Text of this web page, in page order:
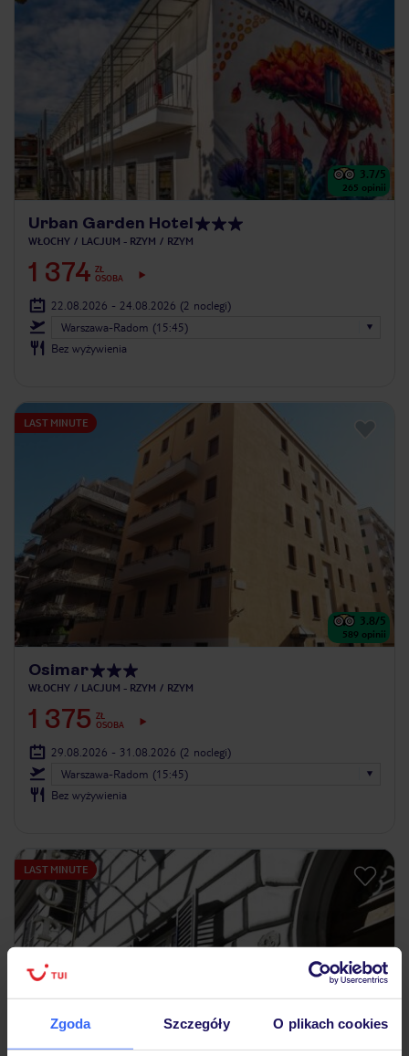
Zgoda Szczegóły O plikach cookies
3.7/5
265 opinii
Urban Garden Hotel
WŁOCHY LACJUM - RZYM RZYM
1 374 ZŁ
OSOBA
22.08.2026 - 24.08.2026 (2 noclegi)
Warszawa-Radom (15:45)
Bez wyżywienia
LAST MINUTE
3.8/5
589 opinii
Osimar
WŁOCHY LACJUM - RZYM RZYM
1 375 ZŁ
OSOBA
29.08.2026 - 31.08.2026 (2 noclegi)
Warszawa-Radom (15:45)
Bez wyżywienia
LAST MINUTE